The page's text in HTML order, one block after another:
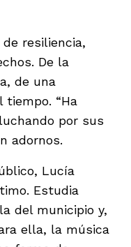
resiliencia,
De la
de una
tiempo. “Ha
por sus
adornos.
Lucía
Estudia
del municipio y,
ella, la música